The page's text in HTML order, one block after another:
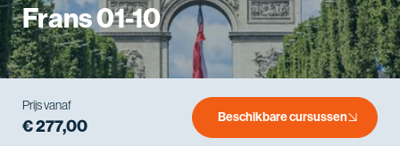
Prijs vanaf
€ 277,00 Beschikbare cursussen
Frans 01-10